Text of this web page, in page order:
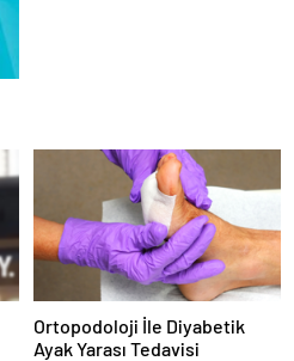
Ortopodoloji İle Diyabetik
Ayak Yarası Tedavisi